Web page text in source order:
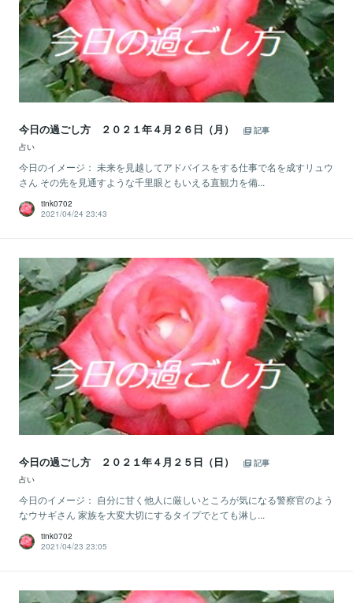
今日の過ごし方 ２０２１年４月２６日（月）
記事
占い
今日のイメージ： 未来を見越してアドバイスをする仕事で名を成すリュウ
さん その先を見通すような千里眼ともいえる直観力を備...
tink0702
2021/04/24 23:43
今日の過ごし方 ２０２１年４月２５日（日）
記事
占い
今日のイメージ： 自分に甘く他人に厳しいところが気になる警察官のよう
なウサギさん 家族を大変大切にするタイプでとても淋し...
tink0702
2021/04/23 23:05